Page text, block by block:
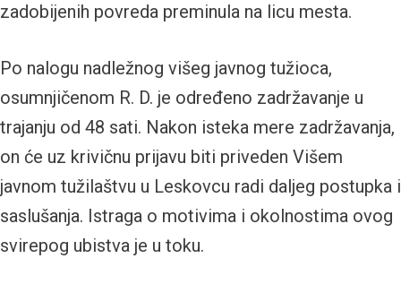
zadobijenih povreda preminula na licu mesta.
Po nalogu nadležnog višeg javnog tužioca,
osumnjičenom R. D. je određeno zadržavanje u
trajanju od 48 sati. Nakon isteka mere zadržavanja,
on će uz krivičnu prijavu biti priveden Višem
javnom tužilaštvu u Leskovcu radi daljeg postupka i
saslušanja. Istraga o motivima i okolnostima ovog
svirepog ubistva je u toku.